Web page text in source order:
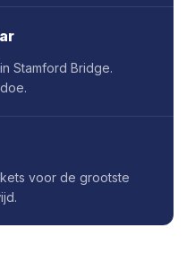
Stamford Bridge.
voor de grootste